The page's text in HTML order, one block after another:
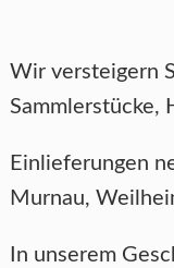
Wir versteigern
Sammlerstücke,
Einlieferungen
Murnau,
In unserem